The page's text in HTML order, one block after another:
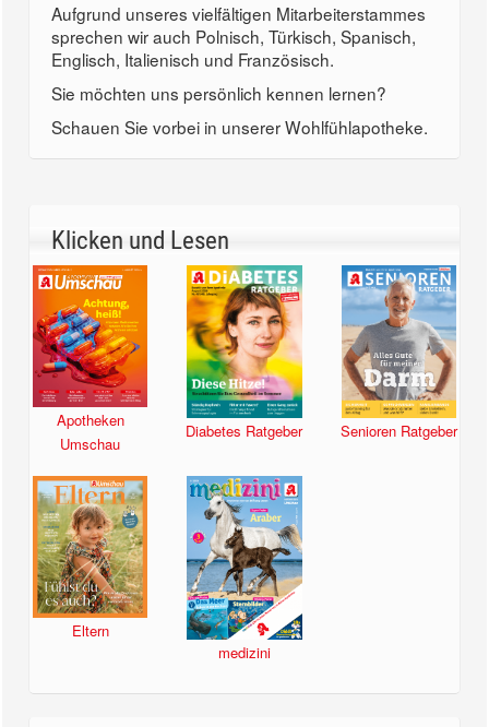
Aufgrund unseres vielfältigen Mitarbeiterstammes
sprechen wir auch Polnisch, Türkisch, Spanisch,
Englisch, Italienisch und Französisch.
Sie möchten uns persönlich kennen lernen?
Schauen Sie vorbei in unserer Wohlfühlapotheke.
Klicken und Lesen
Apotheken
Umschau
Diabetes Ratgeber Senioren Ratgeber
Eltern
medizini